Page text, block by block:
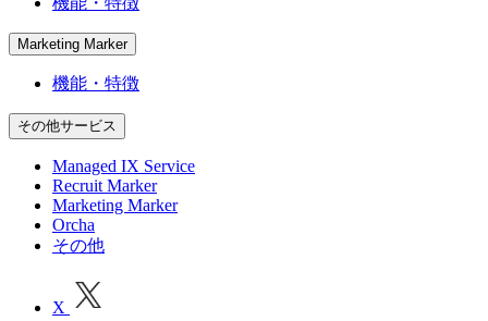
Marketing Marker
機能・特徴
その他サービス
Managed IX Service
Recruit Marker
Marketing Marker
Orcha
その他
X